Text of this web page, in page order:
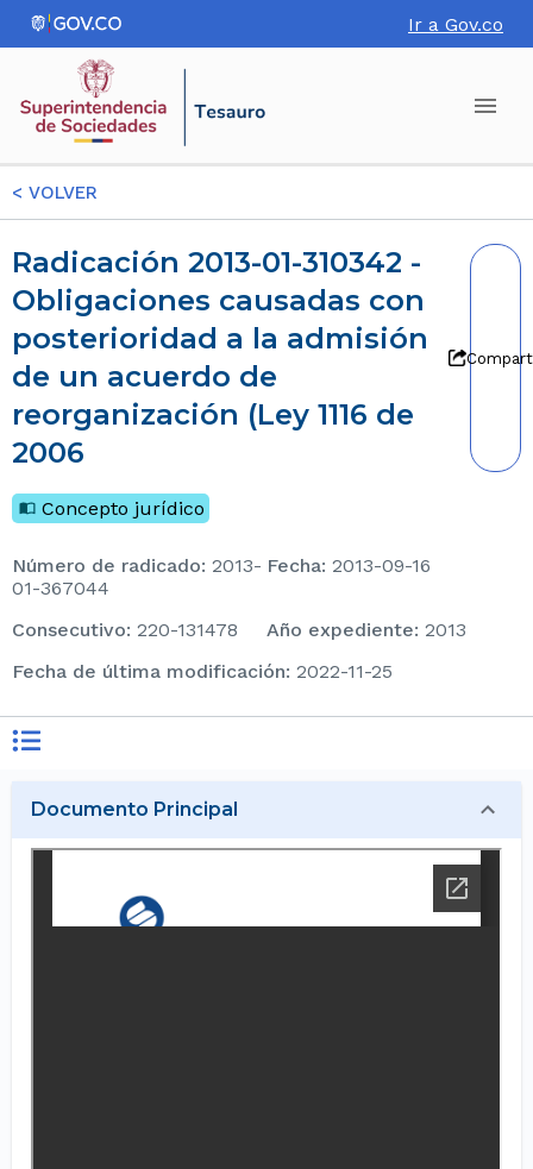
Ir a Gov.co
< VOLVER
Radicación 2013-01-310342 -
Obligaciones causadas con
posterioridad a la admisión
de un acuerdo de
reorganización (Ley 1116 de
2006
Concepto jurídico
Número de radicado: 2013-
01-367044
Fecha: 2013-09-16
consecutivo: 220-131478 Año expediente: 2013
Fecha de última modificación: 2022-11-25
Documento Principal